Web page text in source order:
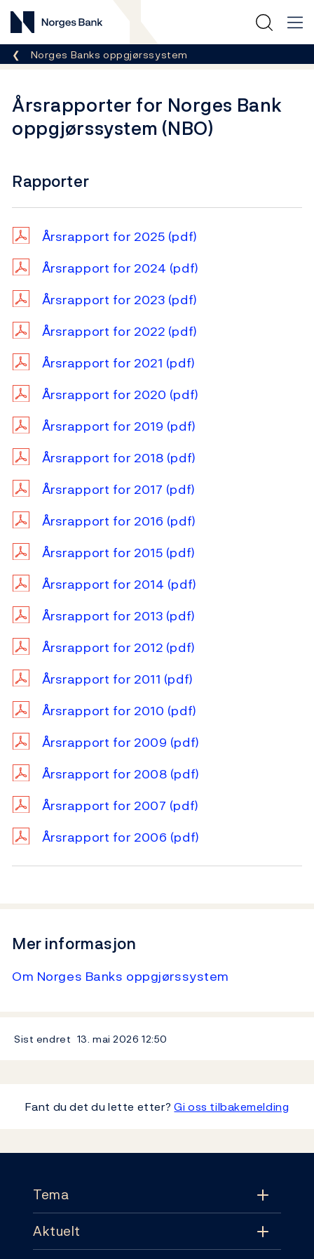
Norges Bank
Her er du nå:
Norges Banks oppgjørssystem
Årsrapporter for Norges Bank
oppgjørssystem (NBO)
Rapporter
Årsrapport for 2025 (pdf)
Årsrapport for 2024 (pdf)
Årsrapport for 2023 (pdf)
Årsrapport for 2022 (pdf)
Årsrapport for 2021 (pdf)
Årsrapport for 2020 (pdf)
Årsrapport for 2019 (pdf)
Årsrapport for 2018 (pdf)
Årsrapport for 2017 (pdf)
Årsrapport for 2016 (pdf)
Årsrapport for 2015 (pdf)
Årsrapport for 2014 (pdf)
Årsrapport for 2013 (pdf)
Årsrapport for 2012 (pdf)
Årsrapport for 2011 (pdf)
Årsrapport for 2010 (pdf)
Årsrapport for 2009 (pdf)
Årsrapport for 2008 (pdf)
Årsrapport for 2007 (pdf)
Årsrapport for 2006 (pdf)
Mer informasjon
Om Norges Banks oppgjørssystem
Sist endret 13. mai 202612:50
Fant du det du lette etter?Gi oss tilbakemelding
Tema
Tema
Aktuelt